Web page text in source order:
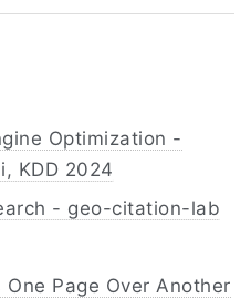
Optimization -
KDD 2024
- geo-citation-lab
One Page Over Another